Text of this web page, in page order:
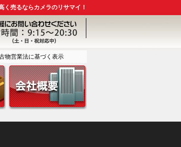
く売るならカメラのリサマイ！
物営業法に基づく表示